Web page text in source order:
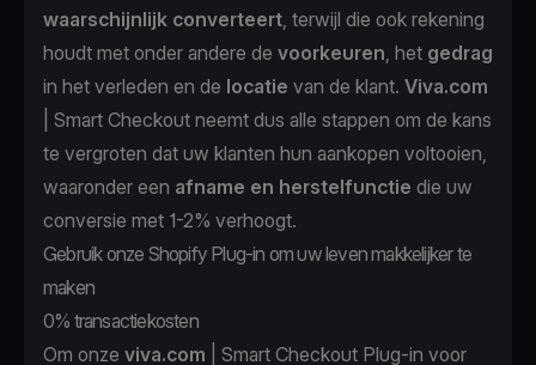
waarschijnlijk converteert, terwijl die ook rekening
houdt met onder andere de voorkeuren, het gedrag
in het verleden en de locatie van de klant. Viva.com
| Smart Checkout neemt dus alle stappen om de kans
te vergroten dat uw klanten hun aankopen voltooien,
waaronder een afname en herstelfunctie die uw
conversie met 1-2% verhoogt.
Gebruik onze Shopify Plug-in om uw leven makkelijker te
maken
0% transactiekosten
Om onze viva.com | Smart Checkout Plug-in voor